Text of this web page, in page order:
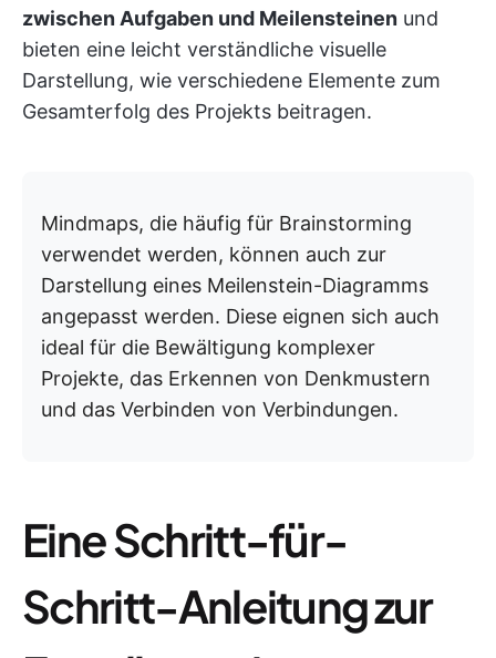
zwischen Aufgaben und Meilensteinen und
bieten eine leicht verständliche visuelle
Darstellung, wie verschiedene Elemente zum
Gesamterfolg des Projekts beitragen.
Mindmaps, die häufig für Brainstorming
verwendet werden, können auch zur
Darstellung eines Meilenstein-Diagramms
angepasst werden. Diese eignen sich auch
ideal für die Bewältigung komplexer
Projekte, das Erkennen von Denkmustern
und das Verbinden von Verbindungen.
Eine Schritt-für-
Schritt-Anleitung zur